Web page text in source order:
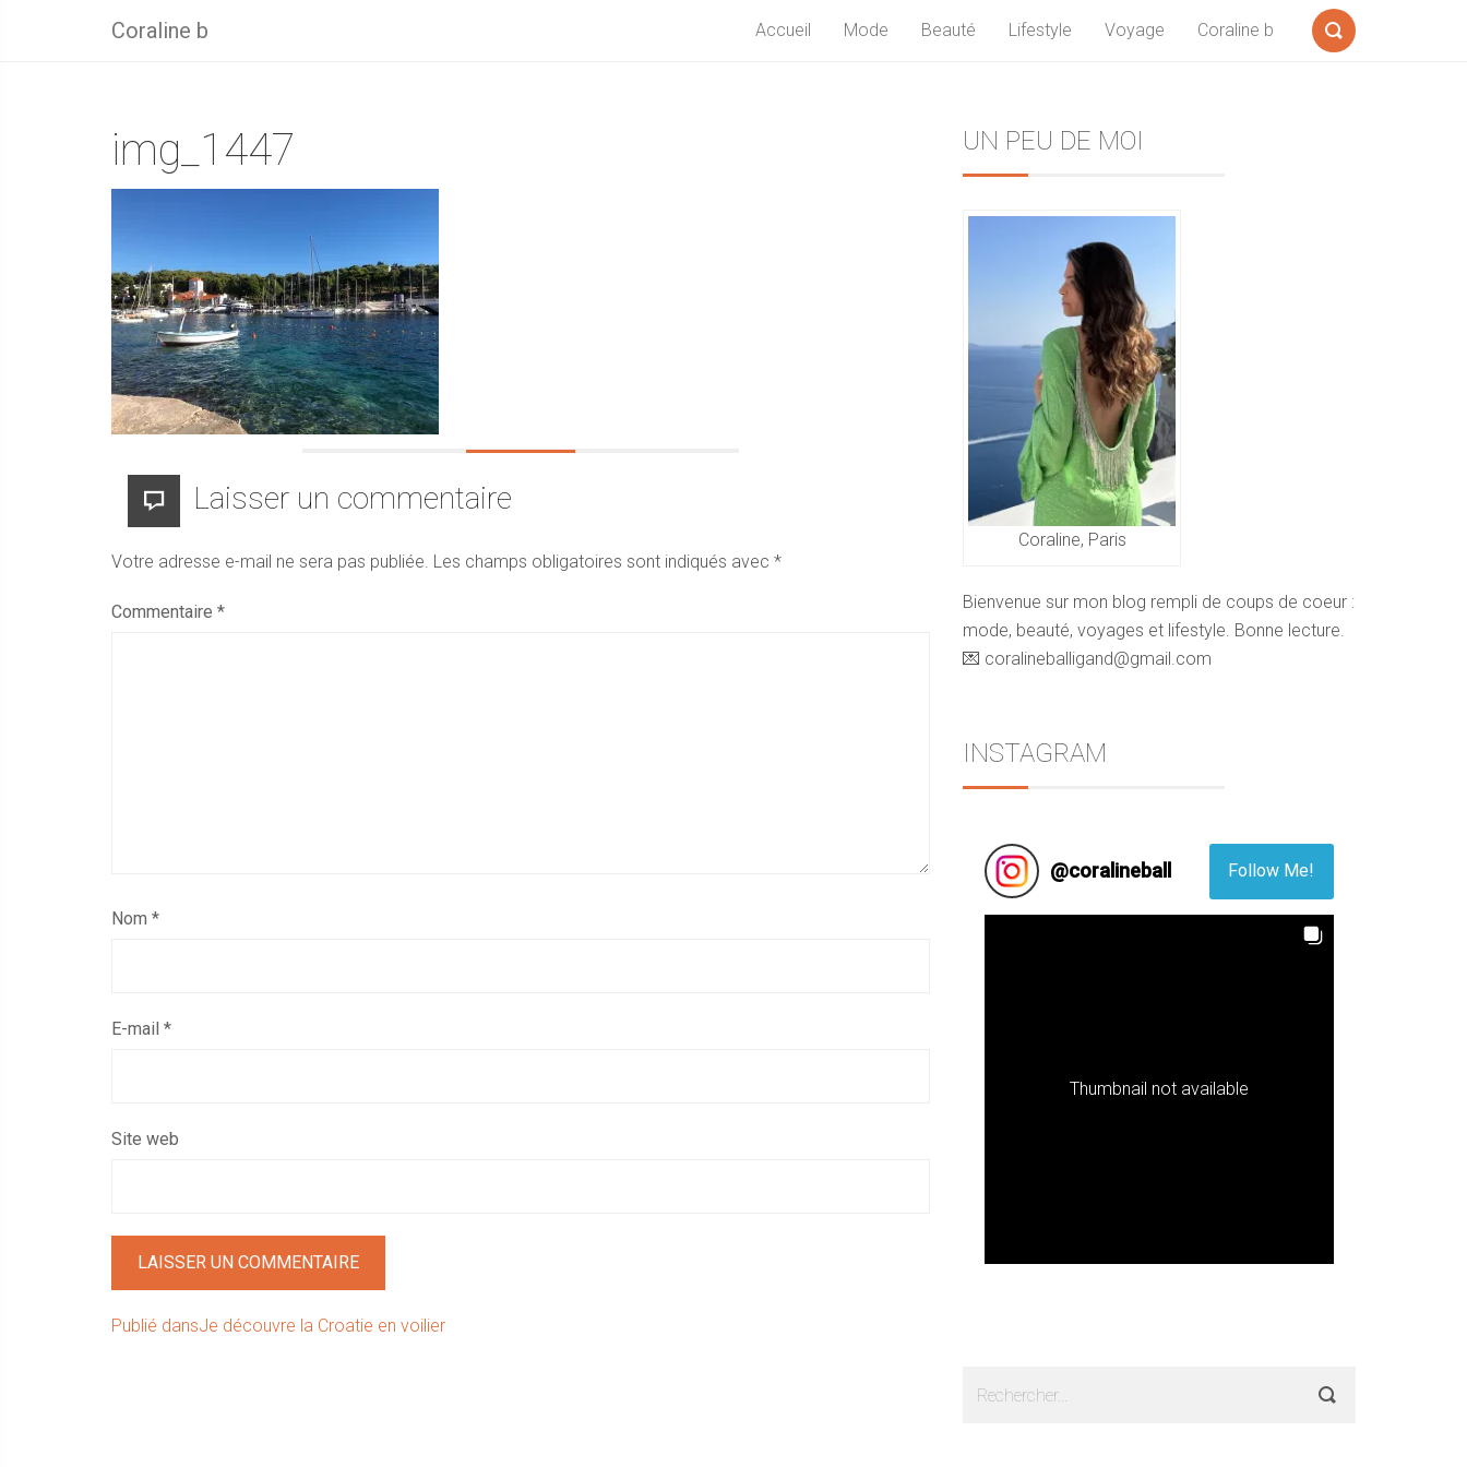
Coraline b Accueil Mode Beauté Lifestyle Voyage Coraline b
img_1447
Laisser un commentaire
Votre adresse e-mail ne sera pas publiée. Les champs obligatoires sont indiqués avec *
Commentaire *
Nom *
E-mail *
Site web
Navigation
Publié dansJe découvre la Croatie en voilier
Sidebar
UN PEU DE MOI
Coraline, Paris
Bienvenue sur mon blog rempli de coups de coeur :
mode, beauté, voyages et lifestyle. Bonne lecture.
💌 coralineballigand@gmail.com
INSTAGRAM
@coralineball Follow Me!
Thumbnail not available